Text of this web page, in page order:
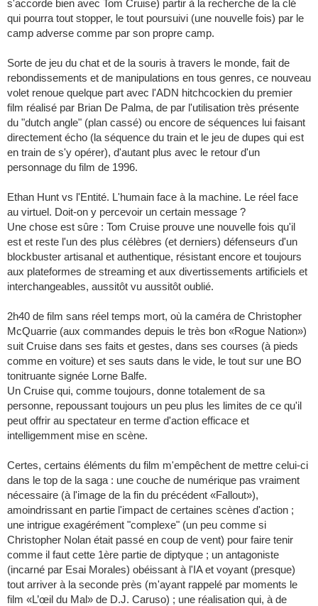
s'accorde bien avec Tom Cruise) partir à la recherche de la clé
qui pourra tout stopper, le tout poursuivi (une nouvelle fois) par le
camp adverse comme par son propre camp.
Sorte de jeu du chat et de la souris à travers le monde, fait de
rebondissements et de manipulations en tous genres, ce nouveau
volet renoue quelque part avec l'ADN hitchcockien du premier
film réalisé par Brian De Palma, de par l'utilisation très présente
du "dutch angle" (plan cassé) ou encore de séquences lui faisant
directement écho (la séquence du train et le jeu de dupes qui est
en train de s'y opérer), d'autant plus avec le retour d'un
personnage du film de 1996.
Ethan Hunt vs l'Entité. L'humain face à la machine. Le réel face
au virtuel. Doit-on y percevoir un certain message ?
Une chose est sûre : Tom Cruise prouve une nouvelle fois qu'il
est et reste l'un des plus célèbres (et derniers) défenseurs d'un
blockbuster artisanal et authentique, résistant encore et toujours
aux plateformes de streaming et aux divertissements artificiels et
interchangeables, aussitôt vu aussitôt oublié.
2h40 de film sans réel temps mort, où la caméra de Christopher
McQuarrie (aux commandes depuis le très bon «Rogue Nation»)
suit Cruise dans ses faits et gestes, dans ses courses (à pieds
comme en voiture) et ses sauts dans le vide, le tout sur une BO
tonitruante signée Lorne Balfe.
Un Cruise qui, comme toujours, donne totalement de sa
personne, repoussant toujours un peu plus les limites de ce qu'il
peut offrir au spectateur en terme d'action efficace et
intelligemment mise en scène.
Certes, certains éléments du film m'empêchent de mettre celui-ci
dans le top de la saga : une couche de numérique pas vraiment
nécessaire (à l'image de la fin du précédent «Fallout»),
amoindrissant en partie l'impact de certaines scènes d'action ;
une intrigue exagérément "complexe" (un peu comme si
Christopher Nolan était passé en coup de vent) pour faire tenir
comme il faut cette 1ère partie de diptyque ; un antagoniste
(incarné par Esai Morales) obéissant à l'IA et voyant (presque)
tout arriver à la seconde près (m'ayant rappelé par moments le
film «L’œil du Mal» de D.J. Caruso) ; une réalisation qui, à de